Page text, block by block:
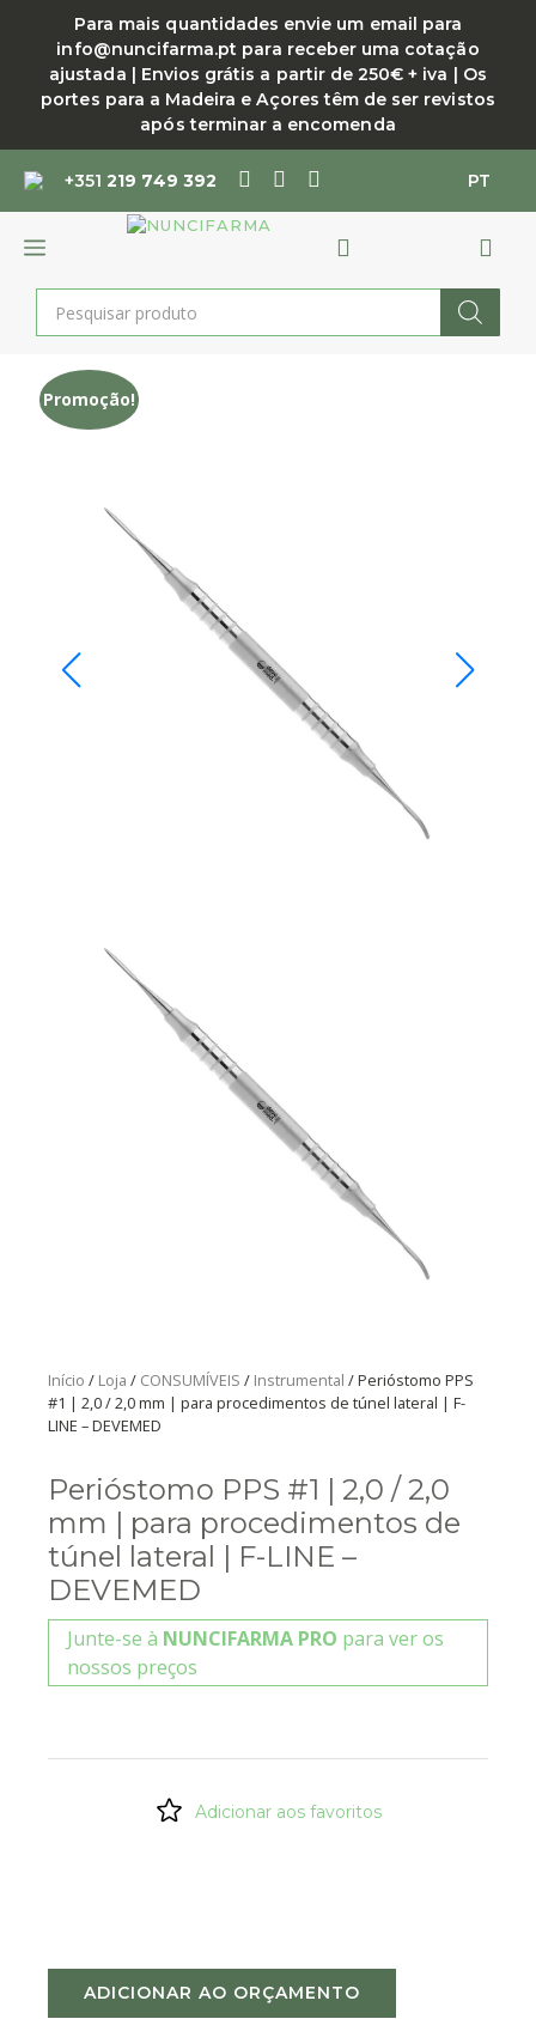
conteúdo
Para mais quantidades envie um email para
info@nuncifarma.pt para receber uma cotação
ajustada | Envios grátis a partir de 250€ + iva | Os
portes para a Madeira e Açores têm de ser revistos
após terminar a encomenda
+351219 749 392 PT
MENU
Products
search
Promoção!
Início / Loja / CONSUMÍVEIS / Instrumental / Perióstomo PPS
#1 | 2,0 / 2,0 mm | para procedimentos de túnel lateral | F-
LINE – DEVEMED
Perióstomo PPS #1 | 2,0 / 2,0
mm | para procedimentos de
túnel lateral | F-LINE –
DEVEMED
Junte-se à NUNCIFARMA PRO para ver os
nossos preços
Adicionar aos favoritos
ADICIONAR AO ORÇAMENTO